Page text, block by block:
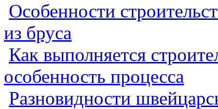
Особенности
из бруса
Как выполняется
особенность процесса
Разновидности